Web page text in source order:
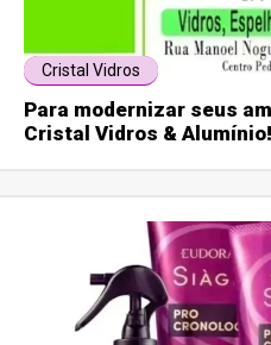
Cristal Vidros
Para modernizar seus
Cristal Vidros & Alumínio!